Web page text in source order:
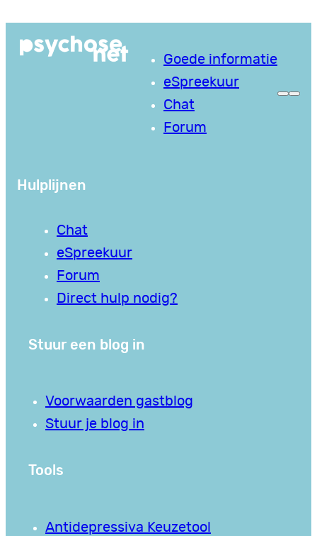
naar
Goede informatie
eSpreekuur
Chat
Forum
Hulplijnen
Chat
eSpreekuur
Forum
Direct hulp nodig?
Stuur een blog in
Voorwaarden gastblog
Stuur je blog in
Tools
Antidepressiva Keuzetool